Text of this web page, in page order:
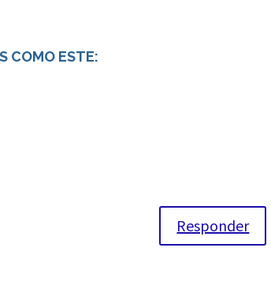
COMO ESTE:
Responder